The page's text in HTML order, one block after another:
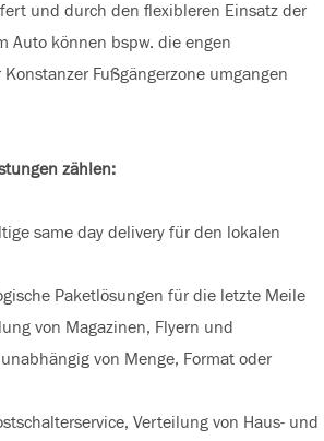
und durch den flexibleren Einsatz der
Auto können bspw. die engen
Fußgängerzone umgangen
zählen:
same day delivery für den lokalen
Paketlösungen für die letzte Meile
von Magazinen, Flyern und
von Menge, Format oder
Verteilung von Haus- und